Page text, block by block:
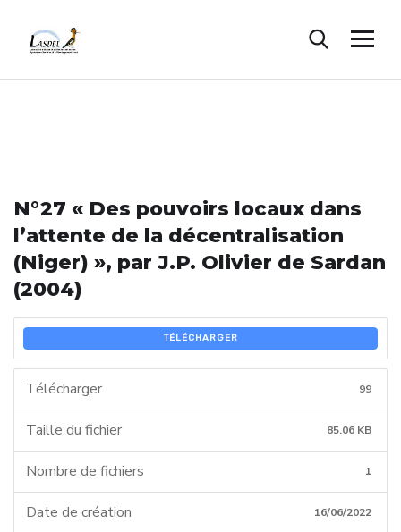
N°27 « Des pouvoirs locaux dans
l’attente de la décentralisation
(Niger) », par J.P. Olivier de Sardan
(2004)
TÉLÉCHARGER
Télécharger 99
Taille du fichier 85.06 KB
Nombre de fichiers 1
Date de création 16/06/2022